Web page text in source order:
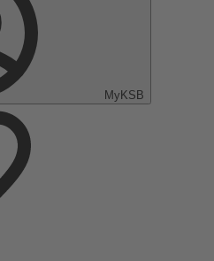
MyKSB